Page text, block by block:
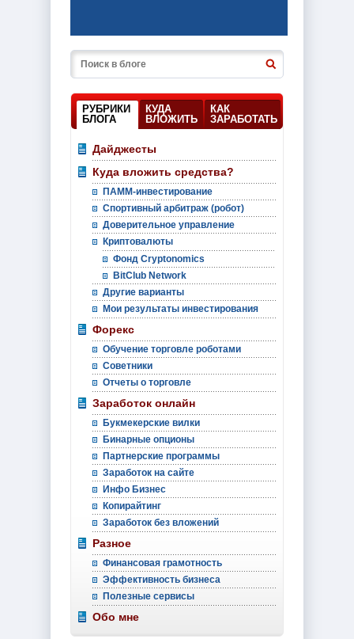
РУБРИКИ
БЛОГА
КУДА
ВЛОЖИТЬ
КАК
ЗАРАБОТАТЬ
Дайджесты
Куда вложить средства?
ПАММ-инвестирование
Спортивный арбитраж (робот)
Доверительное управление
Криптовалюты
Фонд Cryptonomics
BitClub Network
Другие варианты
Мои результаты инвестирования
Форекс
Обучение торговле роботами
Советники
Отчеты о торговле
Заработок онлайн
Букмекерские вилки
Бинарные опционы
Партнерские программы
Заработок на сайте
Инфо Бизнес
Копирайтинг
Заработок без вложений
Разное
Финансовая грамотность
Эффективность бизнеса
Полезные сервисы
Обо мне